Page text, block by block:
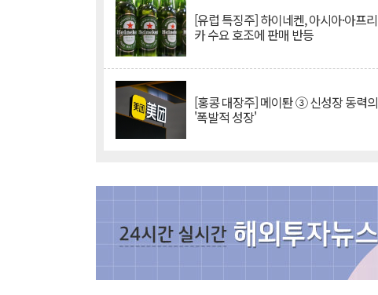
[유럽 특징주] 하이네켄, 아시아·아프리
카 수요 호조에 판매 반등
[홍콩 대장주] 메이퇀 ③ 신성장 동력의
'폭발적 성장'